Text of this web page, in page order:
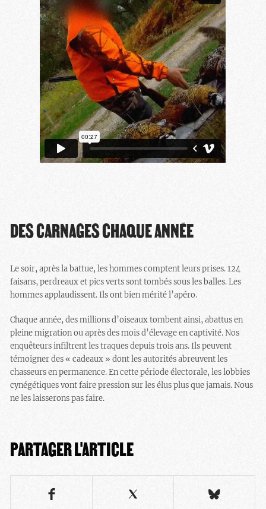
DES CARNAGES CHAQUE ANNÉE
Le soir, après la battue, les hommes comptent leurs prises. 124
faisans, perdreaux et pics verts sont tombés sous les balles. Les
hommes applaudissent. Ils ont bien mérité l’apéro.
Chaque année, des millions d’oiseaux tombent ainsi, abattus en
pleine migration ou après des mois d’élevage en captivité. Nos
enquêteurs infiltrent les traques depuis trois ans. Ils peuvent
témoigner des « cadeaux » dont les autorités abreuvent les
chasseurs en permanence. En cette période électorale, les lobbies
cynégétiques vont faire pression sur les élus plus que jamais. Nous
ne les laisserons pas faire.
PARTAGER L'ARTICLE